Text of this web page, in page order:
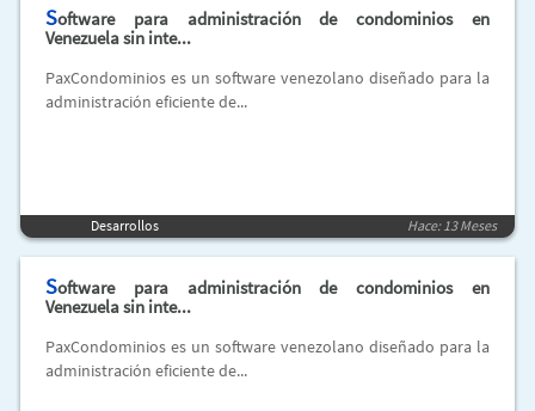
Software para administración de condominios en
Venezuela sin inte...
PaxCondominios es un software venezolano diseñado para la
administración eficiente de...
Desarrollos Hace: 13 Meses
Software para administración de condominios en
Venezuela sin inte...
PaxCondominios es un software venezolano diseñado para la
administración eficiente de...